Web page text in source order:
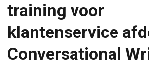
Alle artikelen
›
SaySimple lanceert unieke training voor
training voor
klantenservice
Conversational